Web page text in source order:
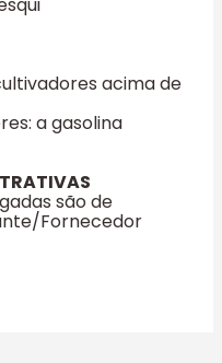
acima de
a gasolina
são de
Fornecedor